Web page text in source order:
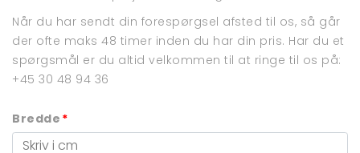
Når du har sendt din forespørgsel afsted til os, så går
der ofte maks 48 timer inden du har din pris. Har du et
spørgsmål er du altid velkommen til at ringe til os på:
+45 30 48 94 36
Bredde *